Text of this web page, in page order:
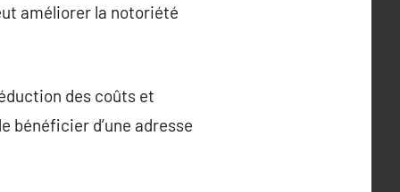
améliorer la notoriété
des coûts et
bénéficier d’une adresse